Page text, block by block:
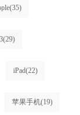
(35)
(29)
iPad(22)
苹果手机(19)